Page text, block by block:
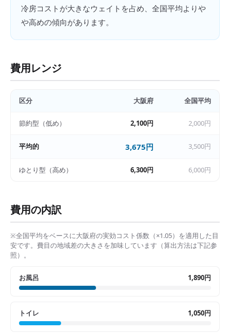
冷房コストが大きなウェイトを占め、全国平均よりや
や高めの傾向があります。
費用レンジ
区分 大阪府 全国平均
節約型（低め） 2,100円 2,000円
平均的 3,675円 3,500円
ゆとり型（高め） 6,300円 6,000円
費用の内訳
※全国平均をベースに大阪府の実効コスト係数（×1.05）を適用した目
安です。費目の地域差の大きさを加味しています（算出方法は下記参
照）。
お風呂 1,890円
トイレ 1,050円